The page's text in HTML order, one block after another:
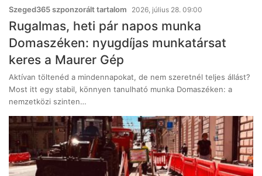
Szeged365 szponzorált tartalom 2026, július 28. 09:00
Rugalmas, heti pár napos munka
Domaszéken: nyugdíjas munkatársat
keres a Maurer Gép
Aktívan töltenéd a mindennapokat, de nem szeretnél teljes állást?
Most itt egy stabil, könnyen tanulható munka Domaszéken: a
nemzetközi szinten…